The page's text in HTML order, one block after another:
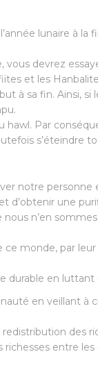
lunaire à
devrez
et les
à sa fin. Ainsi,
Par
s’éteindre
notre
une
n’en
monde, par
durable en
en veillant
des
entre les